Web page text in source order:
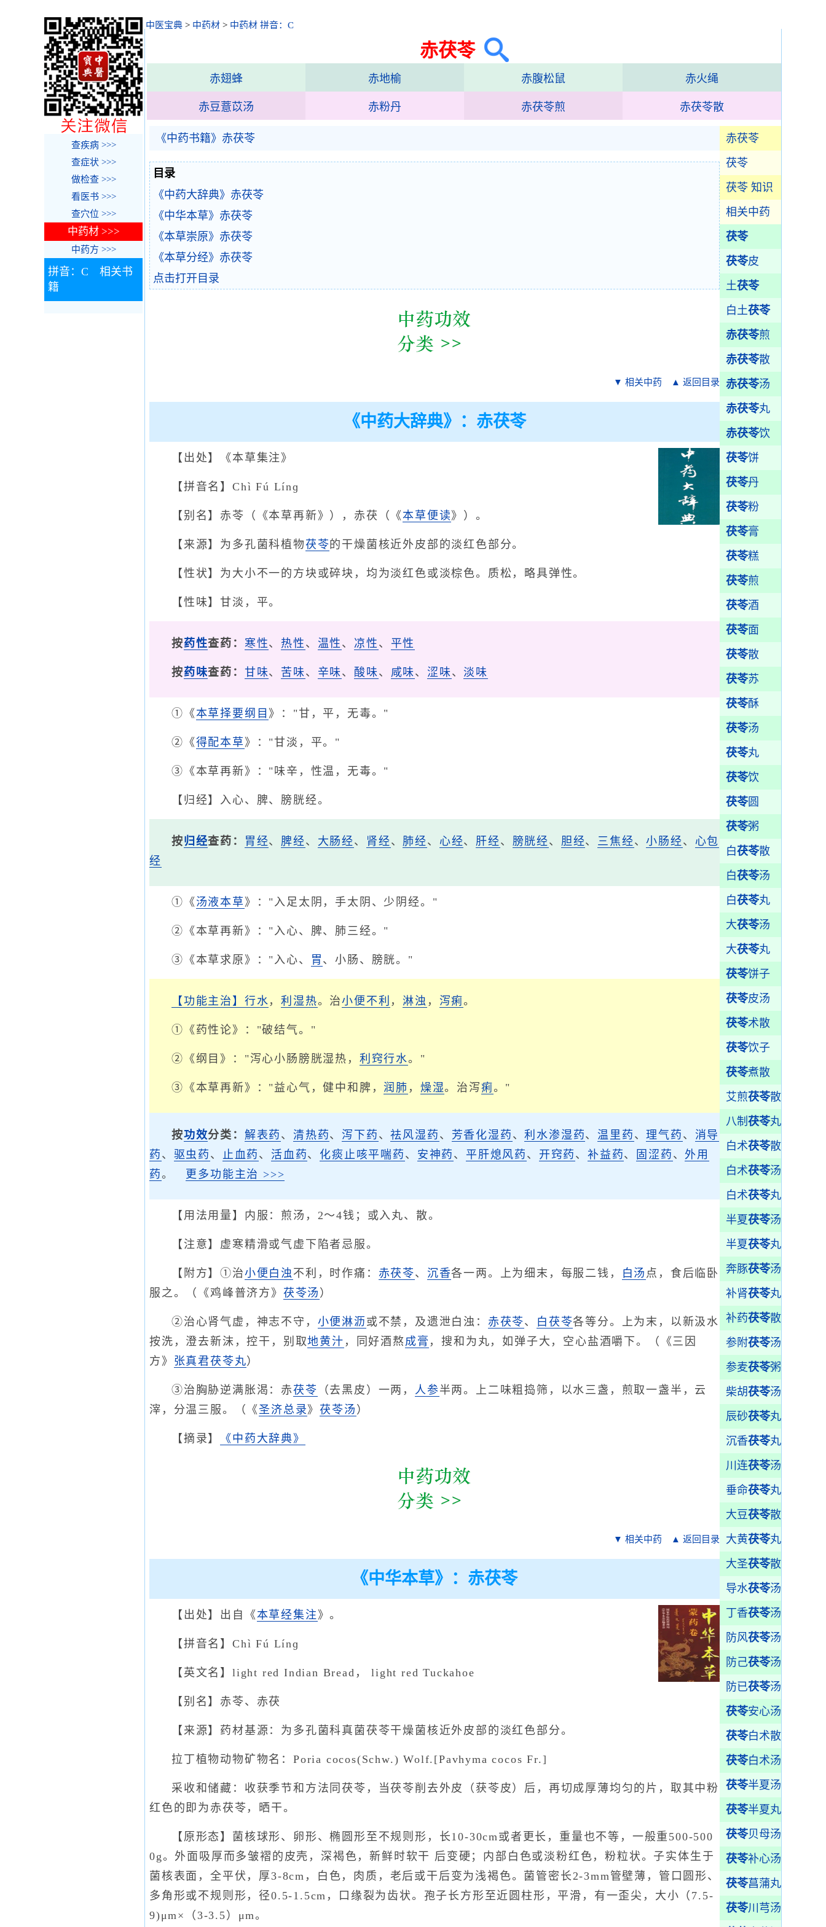
中医宝典 > 中药材 > 中药材 拼音：C
赤茯苓
赤翅蜂 赤地榆 赤腹松鼠 赤火绳
赤豆薏苡汤 赤粉丹 赤茯苓煎 赤茯苓散
赤茯苓
茯苓
茯苓 知识
相关中药
茯苓
茯苓皮
土茯苓
白土茯苓
赤茯苓煎
赤茯苓散
赤茯苓汤
赤茯苓丸
赤茯苓饮
茯苓饼
茯苓丹
茯苓粉
茯苓膏
茯苓糕
茯苓煎
茯苓酒
茯苓面
茯苓散
茯苓苏
茯苓酥
茯苓汤
茯苓丸
茯苓饮
茯苓圆
茯苓粥
白茯苓散
白茯苓汤
白茯苓丸
大茯苓汤
大茯苓丸
茯苓饼子
茯苓皮汤
茯苓术散
茯苓饮子
茯苓煮散
艾煎茯苓散
八制 茯苓丸
白术茯苓散
白术茯苓汤
白术茯苓丸
半夏茯苓汤
半夏茯苓丸
奔豚茯苓汤
补肾茯苓丸
补药茯苓散
参附茯苓汤
参麦茯苓粥
柴胡茯苓汤
辰砂茯苓丸
沉香茯苓丸
川连茯苓汤
垂命茯苓丸
大豆茯苓散
大黄茯苓丸
大圣茯苓散
导水茯苓汤
丁香茯苓汤
防风茯苓汤
防己茯苓汤
防已茯苓汤
茯苓安心汤
茯苓白术散
茯苓白术汤
茯苓半夏汤
茯苓半夏丸
茯苓贝母汤
茯苓补心汤
茯苓菖蒲丸
茯苓川芎汤
《中药书籍》赤茯苓
目录
《中药大辞典》赤茯苓
《中华本草》赤茯苓
《本草崇原》赤茯苓
《本草分经》赤茯苓
点击打开目录
▼ 相关中药 ▲ 返回目录
《中药大辞典》：赤茯苓
【出处】《本草集注》
【拼音名】Chì Fú Línɡ
【别名】赤苓（《本草再新》），赤茯（《本草便读》）。
【来源】为多孔菌科植物茯苓的干燥菌核近外皮部的淡红色部分。
【性状】为大小不一的方块或碎块，均为淡红色或淡棕色。质松，略具弹性。
【性味】甘淡，平。
按药性查药： 寒性、 热性 、 温性 、 凉性 、 平性
按药味查药： 甘味、 苦味、 辛味、 酸味、 咸味、 涩味、 淡味
①《本草择要纲目 》："甘，平，无毒。"
②《得配本草 》："甘淡，平。"
③《本草再新》："味辛，性温，无毒。"
【归经】入心、脾、膀胱经。
按归经查药： 胃经、 脾经、 大肠经、 肾经、 肺经、 心经、 肝经、 膀胱经、 胆经、 三焦经、小肠经、 心包
经
①《 汤液本草 》："入足太阴，手太阴、少阴经。"
②《本草再新》："入心、脾、肺三经。"
③《本草求原》："入心、 胃 、小肠、膀胱。"
【功能主治】 行水 ，利湿热。治小便不利 ， 淋浊 ， 泻痢。
①《药性论》："破结气。"
②《纲目》："泻心小肠膀胱湿热， 利窍行水。"
③《本草再新》："益心气，健中和脾，润肺 ， 燥湿。治泻痢。"
按功效分类： 解表药 、清热药、 泻下药 、祛风湿药 、 芳香化湿药 、利水渗湿药、温里药 、理气药 、 消导
药 、 驱虫药 、 止血药 、 活血药、 化痰止咳平喘药 、 安神药 、 平肝熄风药 、 开窍药 、 补益药、 固涩药 、外用
药。 更多功能主治 >>>
【用法用量】内服：煎汤，2～4钱；或入丸、散。
【注意】虚寒精滑或气虚下陷者忌服。
【附方】①治小便 白浊 不利，时作痛： 赤茯苓、 沉香各一两。上为细末，每服二钱， 白汤 点，食后临卧
服之。（《鸡峰普济方》 茯苓汤 ）
②治心肾气虚，神志不守， 小便淋沥 或不禁，及遗泄白浊： 赤茯苓、 白茯苓各等分。上为末，以新汲水
按洗，澄去新沫，控干，别取地黄汁 ，同好酒熬 成膏 ，搜和为丸，如弹子大，空心盐酒嚼下。（《三因
方》 张真君茯苓丸）
③治胸胁逆满胀渴：赤茯苓 （去黑皮）一两， 人参半两。上二味粗捣筛，以水三盏，煎取一盏半，云
滓，分温三服。（《圣济总录》茯苓汤 ）
【摘录】 《中药大辞典》
▼ 相关中药 ▲ 返回目录
《中华本草》：赤茯苓
【出处】出自《本草经集注 》。
【拼音名】Chì Fú Línɡ
【英文名】light red Indian Bread， light red Tuckahoe
【别名】赤苓、赤茯
【来源】药材基源：为多孔菌科真菌茯苓干燥菌核近外皮部的淡红色部分。
拉丁植物动物矿物名：Poria cocos(Schw.) Wolf.[Pavhyma cocos Fr.]
采收和储藏：收获季节和方法同茯苓，当茯苓削去外皮（获苓皮）后，再切成厚薄均匀的片，取其中粉
红色的即为赤茯苓，晒干。
【原形态】菌核球形、卵形、椭圆形至不规则形，长10-30cm或者更长，重量也不等，一般重500-500
0g。外面吸厚而多皱褶的皮壳，深褐色，新鲜时软干 后变硬；内部白色或淡粉红色，粉粒状。子实体生于
菌核表面，全平伏，厚3-8cm，白色，肉质，老后或干后变为浅褐色。菌管密长2-3mm管壁薄，管口圆形、
多角形或不规则形，径0.5-1.5cm，口缘裂为齿状。孢子长方形至近圆柱形，平滑，有一歪尖，大小（7.5-
9)μm×（3-3.5）μm。
查疾病 >>>
查症状 >>>
做检查 >>>
看医书 >>>
查穴位 >>>
中药材 >>>
中药方 >>>
拼音：C 相关书
籍